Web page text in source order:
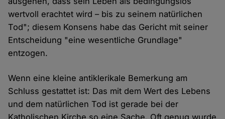
wertvoll erachtet wird – bis zu seinem natürlichen
Tod"; diesem Konsens habe das Gericht mit seiner
Entscheidung "eine wesentliche Grundlage"
entzogen.
Wenn eine kleine antiklerikale Bemerkung am
Schluss gestattet ist: Das mit dem Wert des Lebens
und dem natürlichen Tod ist gerade bei der